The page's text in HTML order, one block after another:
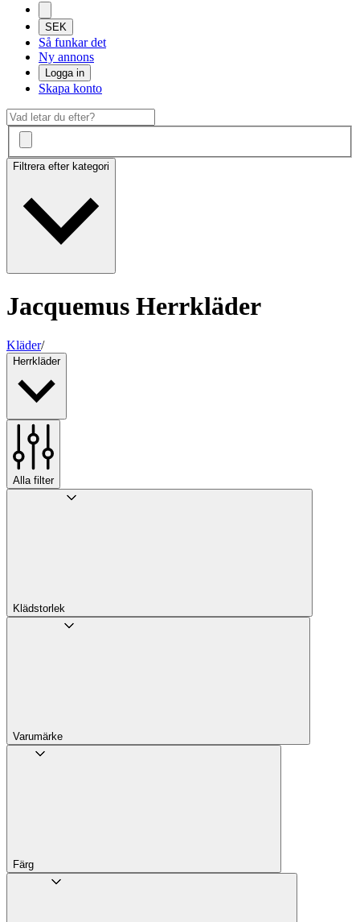
SEK
Så funkar det
Ny annons
Logga in
Skapa konto
Filtrera efter kategori
Jacquemus Herrkläder
Kläder/
Herrkläder
Alla filter
Klädstorlek
Varumärke
Färg